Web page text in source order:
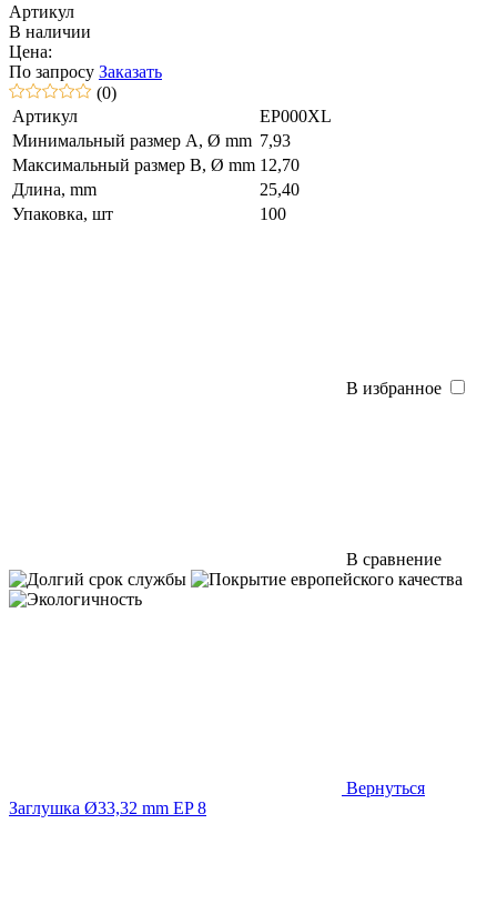
Артикул
В наличии
Цена:
По запросу Заказать
(0)
Артикул
EP000XL
Минимальный размер A, Ø mm 7,93
Максимальный размер B, Ø mm 12,70
Длина, mm
25,40
Упаковка, шт
100
В избранное
В сравнение
Вернуться
Заглушка Ø33,32 mm EP 8